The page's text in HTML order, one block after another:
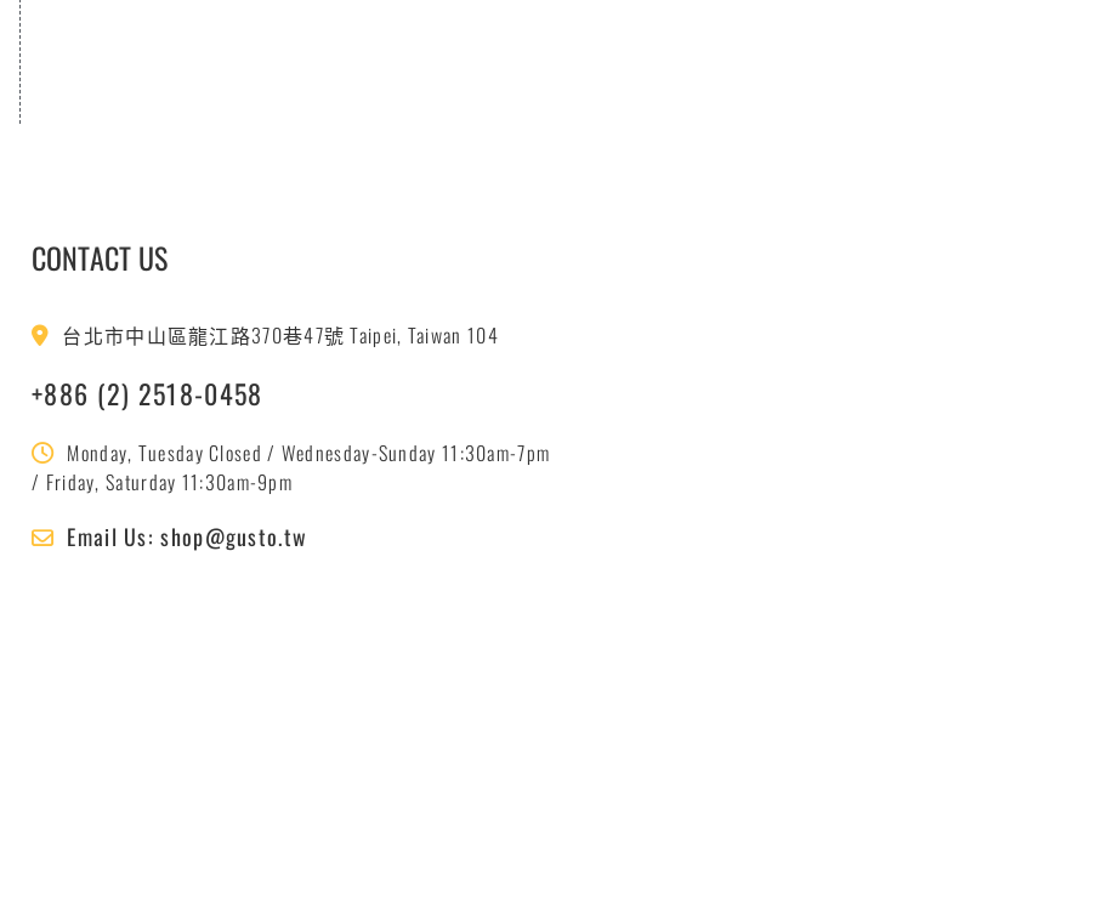
CONTACT US
台北市中山區龍江路370巷47號 Taipei, Taiwan 104
+886 (2) 2518-0458
Monday, Tuesday Closed / Wednesday-Sunday 11:30am-7pm
/ Friday, Saturday 11:30am-9pm
Email Us: shop@gusto.tw